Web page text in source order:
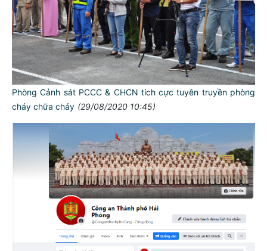
Phòng Cảnh sát PCCC & CHCN tích cực tuyên truyền phòng
cháy chữa cháy (29/08/2020 10:45)